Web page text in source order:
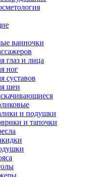
ванночки
глаз и лица
ног
суставов
шеи
и подушки
и тапочки